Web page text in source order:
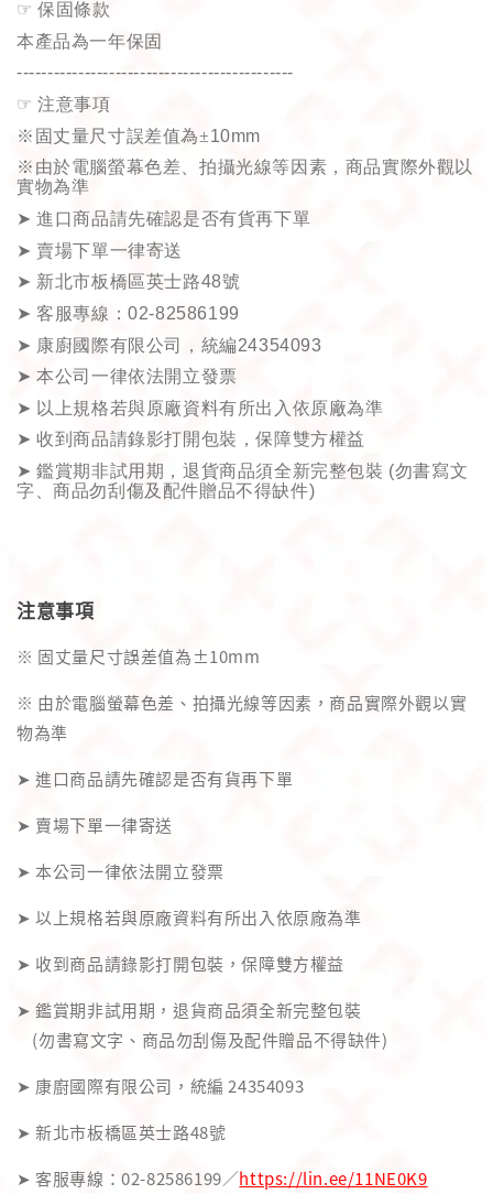
☞ 保固條款
本產品為一年保固
---------------------------------------------
☞ 注意事項
※固丈量尺寸誤差值為±10mm
※由於電腦螢幕色差、拍攝光線等因素，商品實際外觀以
實物為準
➤ 進口商品請先確認是否有貨再下單
➤ 賣場下單一律寄送
➤ 新北市板橋區英士路48號
➤ 客服專線：02-82586199
➤ 康廚國際有限公司，統編24354093
➤ 本公司一律依法開立發票
➤ 以上規格若與原廠資料有所出入依原廠為準
➤ 收到商品請錄影打開包裝，保障雙方權益
➤ 鑑賞期非試用期，退貨商品須全新完整包裝 (勿書寫文
字、商品勿刮傷及配件贈品不得缺件)
注意事項
※ 固丈量尺寸誤差值為±10mm
※ 由於電腦螢幕色差、拍攝光線等因素，商品實際外觀以實
物為準
➤ 進口商品請先確認是否有貨再下單
➤ 賣場下單一律寄送
➤ 本公司一律依法開立發票
➤ 以上規格若與原廠資料有所出入依原廠為準
➤ 收到商品請錄影打開包裝，保障雙方權益
➤ 鑑賞期非試用期，退貨商品須全新完整包裝
(勿書寫文字、商品勿刮傷及配件贈品不得缺件)
➤ 康廚國際有限公司，統編 24354093
➤ 新北市板橋區英士路48號
➤ 客服專線：02-82586199／https://lin.ee/11NE0K9